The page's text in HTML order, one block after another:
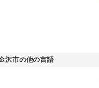
沢市の他の言語